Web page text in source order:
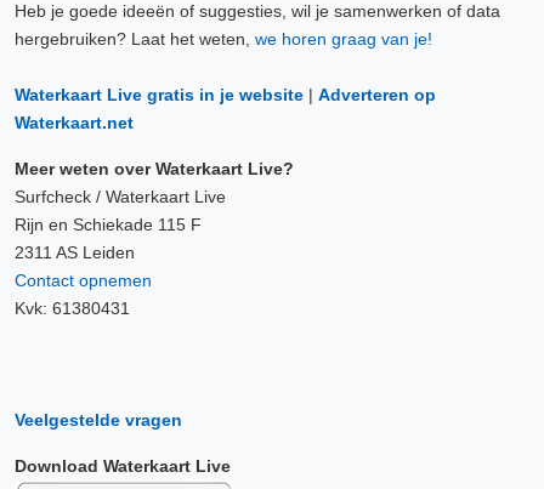
Heb je goede ideeën of suggesties, wil je samenwerken of data
hergebruiken? Laat het weten, we horen graag van je!
Waterkaart Live gratis in je website | Adverteren op
Waterkaart.net
Meer weten over Waterkaart Live?
Surfcheck / Waterkaart Live
Rijn en Schiekade 115 F
2311 AS Leiden
Contact opnemen
Kvk: 61380431
Veelgestelde vragen
Download Waterkaart Live